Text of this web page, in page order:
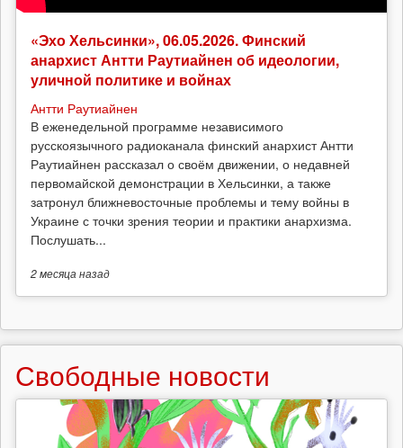
«Эхо Хельсинки», 06.05.2026. Финский
анархист Антти Раутиайнен об идеологии,
уличной политике и войнах
Антти Раутиайнен
В еженедельной программе независимого
русскоязычного радиоканала финский анархист Антти
Раутиайнен рассказал о своём движении, о недавней
первомайской демонстрации в Хельсинки, а также
затронул ближневосточные проблемы и тему войны в
Украине с точки зрения теории и практики анархизма.
Послушать...
2 месяцаназад
Свободные новости